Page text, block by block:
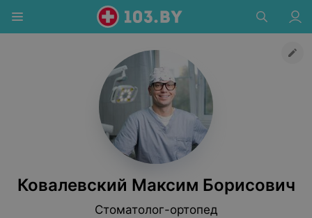
Ковалевский Максим Борисович
Стоматолог-ортопед